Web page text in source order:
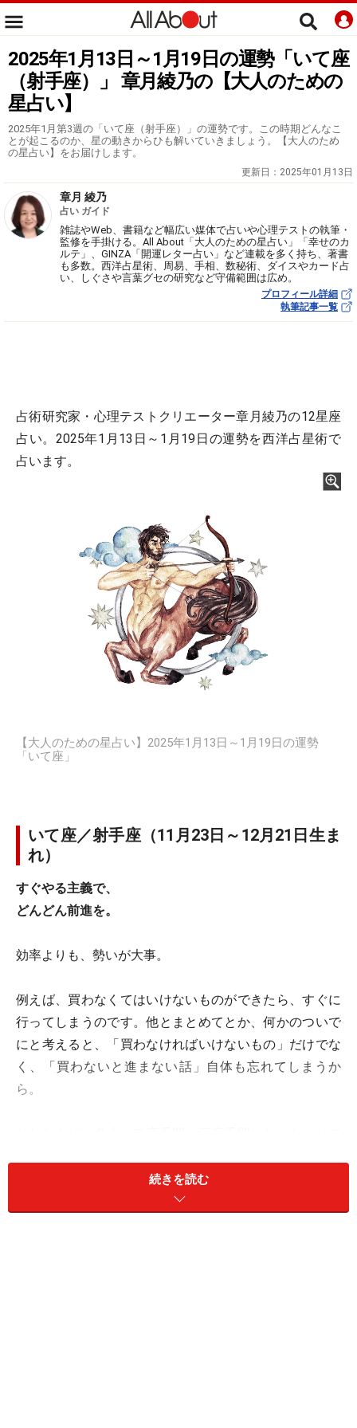
2025年1月13日～1月19日の運勢「いて座
（射手座）」 章月綾乃の【大人のための
星占い】
2025年1月第3週の「いて座（射手座）」の運勢です。この時期どんなこ
とが起こるのか、星の動きからひも解いていきましょう。【大人のため
の星占い】をお届けします。
更新日： 2025年01月13日
章月 綾乃
占い ガイド
雑誌やWeb、書籍など幅広い媒体で占いや心理テストの執筆・
監修を手掛ける。All About「大人のための星占い」「幸せのカ
ルテ」、GINZA「開運レター占い」など連載を多く持ち、著書
も多数。西洋占星術、周易、手相、数秘術、ダイスやカード占
い、しぐさや言葉グセの研究など守備範囲は広め。
プロフィール詳細
執筆記事一覧
占術研究家・心理テストクリエーター章月綾乃の12星座
占い。2025年1月13日～1月19日の運勢を西洋占星術で
占います。
【大人のための星占い】2025年1月13日～1月19日の運勢
「いて座」
いて座／射手座（11月23日～12月21日生ま
れ）
すぐやる主義で、
どんどん前進を。
効率よりも、勢いが大事。
例えば、買わなくてはいけないものができたら、すぐに
行ってしまうのです。他とまとめてとか、何かのついで
にと考えると、「買わなければいけないもの」だけでな
く、「買わないと進まない話」自体も忘れてしまうか
ら。
っぽどいい結果に。逆に、出先で「そういえば、アレも
なかった」的に発想が広がる可能性も高め。スピードア
続きを読む